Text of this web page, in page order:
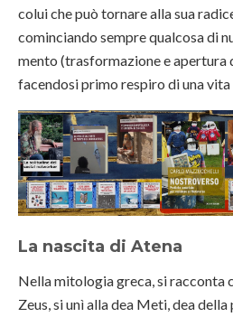
colui che può tornare alla sua
cominciando sempre qualcosa di
mento (trasformazione e apertura
facendosi primo respiro di una
La nascita di Atena
Nella mitologia greca, si racconta
Zeus, si unì alla dea Meti, dea